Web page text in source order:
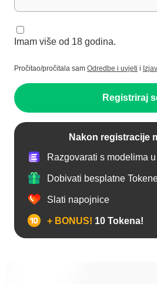
Imam više od 18 godina.
Pročitao/pročitala sam Odredbe i uvjeti i
Registriraj
Nakon registracije
Razgovarati s modelima
Dobivati besplatne
Slati napojnice
+ BONUS! 10 Tokena!